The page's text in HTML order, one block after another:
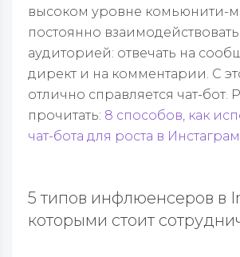
высоком уровне комьюнити-
постоянно
аудиторией: отвечать на
директ и на комментарии. С
отлично справляется чат-бот.
прочитать: 8 способов, как
чат-бота для роста в Инстаграм
5 типов инфлюенсеров в
которыми стоит